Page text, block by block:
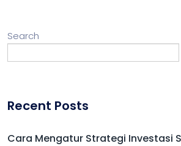
Search
Recent Posts
Cara Mengatur Strategi Investasi